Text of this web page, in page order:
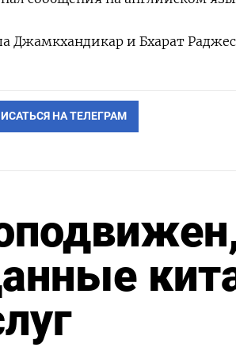
Джамкхандикар и Бхарат
НА ТЕЛЕГРАМ